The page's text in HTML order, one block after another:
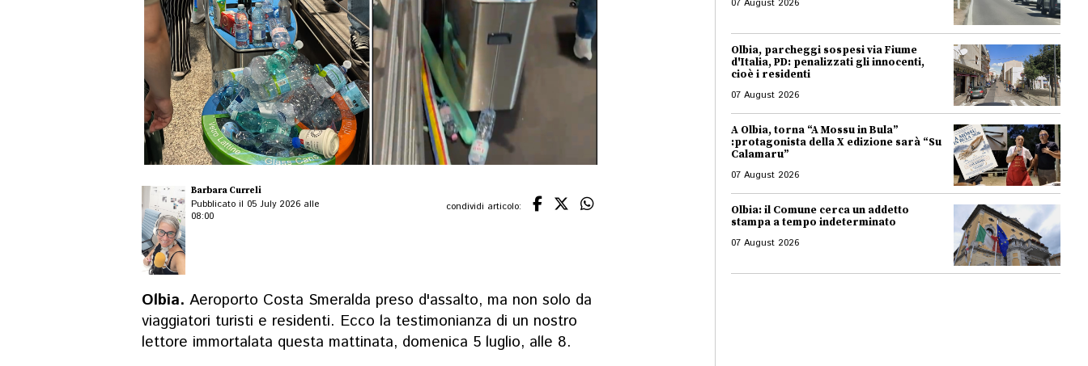
Barbara Curreli
Pubblicato il 05 July 2026 alle
08:00
condividi articolo:
Olbia. Aeroporto Costa Smeralda preso d'assalto, ma non solo da
viaggiatori turisti e residenti. Ecco la testimonianza di un nostro
lettore immortalata questa mattinata, domenica 5 luglio, alle 8.
07 August 2026
Olbia, parcheggi sospesi via Fiume
d'Italia, PD: penalizzati gli innocenti,
cioè i residenti
07 August 2026
A Olbia, torna “A Mossu in Bula”
:protagonista della X edizione sarà “Su
Calamaru”
07 August 2026
Olbia: il Comune cerca un addetto
stampa a tempo indeterminato
07 August 2026